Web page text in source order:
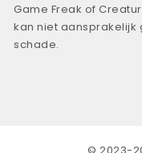
Game Freak of
kan niet
schade.
© 2023-